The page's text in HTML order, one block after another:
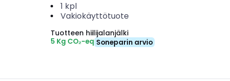
1 kpl
Vakiokäyttötuote
Tuotteen hiilijalanjälki
5 Kg CO₂-eq Soneparin arvio